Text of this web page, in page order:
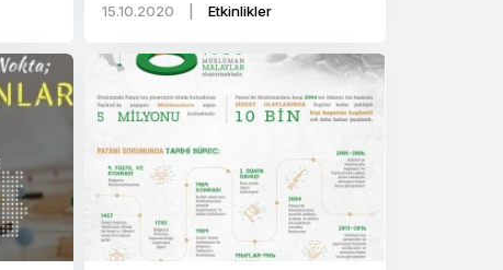
15.10.2020 Etkinlikler